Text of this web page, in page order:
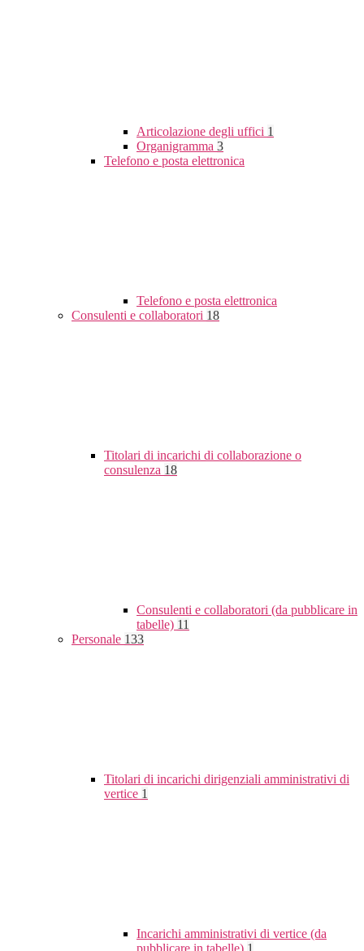
Articolazione degli uffici 1
Organigramma 3
Telefono e posta elettronica
Telefono e posta elettronica
Consulenti e collaboratori 18
Titolari di incarichi di collaborazione o
consulenza 18
Consulenti e collaboratori (da pubblicare in
tabelle) 11
Personale 133
Titolari di incarichi dirigenziali amministrativi di
vertice 1
Incarichi amministrativi di vertice (da